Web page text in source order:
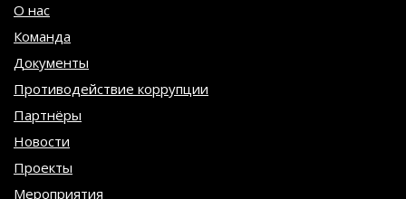
О нас
Команда
Документы
Противодействие коррупции
Партнёры
Новости
Проекты
Мероприятия